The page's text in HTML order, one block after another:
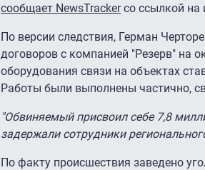
сообщает NewsTrackerсо ссылкой на
По версии следствия, Герман
договоров с компанией "Резерв" на
оборудования связи на объектах
Работы были выполнены частично,
"Обвиняемый присвоил себе 7,8
задержали сотрудники
По факту происшествия заведено